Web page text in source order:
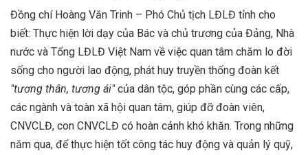
Đồng chí Hoàng Văn Trinh – Phó Chủ tịch LĐLĐ tỉnh cho
biết: Thực hiện lời dạy của Bác và chủ trương của Đảng, Nhà
nước và Tổng LĐLĐ Việt Nam về việc quan tâm chăm lo đời
sống cho người lao động, phát huy truyền thống đoàn kết
"tương thân, tương ái"của dân tộc, góp phần cùng các cấp,
các ngành và toàn xã hội quan tâm, giúp đỡ đoàn viên,
CNVCLĐ, con CNVCLĐ có hoàn cảnh khó khăn. Trong những
năm qua, để thực hiện tốt công tác huy động và quản lý quỹ,